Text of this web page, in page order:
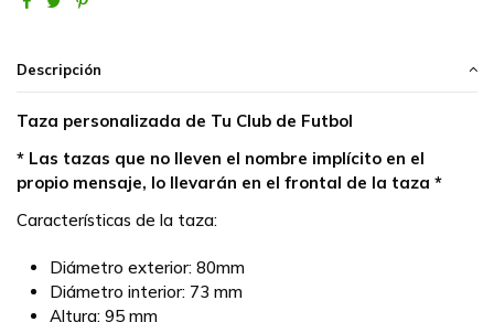
Descripción
Taza personalizada de Tu Club de Futbol
* Las tazas que no lleven el nombre implícito en el
propio mensaje, lo llevarán en el frontal de la taza *
Características de la taza:
Diámetro exterior: 80mm
Diámetro interior: 73 mm
Altura: 95 mm